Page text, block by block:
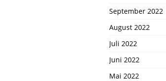
September 2022
August 2022
Juli 2022
Juni 2022
Mai 2022